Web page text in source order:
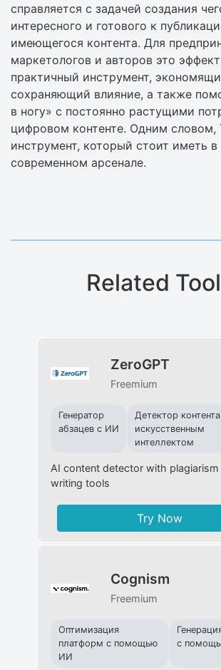
справляется с задачей создания
интересного и готового к
имеющегося контента. Для
маркетологов и авторов это
практичный инструмент,
сохраняющий влияние, а также
в ногу» с постоянно растущими
цифровом контенте. Одним словом,
инструмент, который стоит иметь
современном арсенале.
Related
ZeroGPT
Freemium
Генератор
абзацев с ИИ
Детектор
искусственным
интеллектом
AI content detector with plagiarism
writing tools
Try Now
Cognism
Freemium
Оптимизация
платформ с помощью
ИИ
с